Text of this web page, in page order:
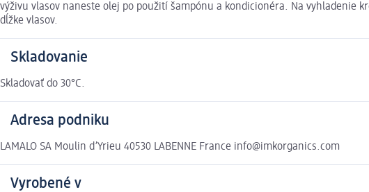
výživu vlasov naneste olej po použití šampónu a kondicionéra. Na vyhladenie
dĺžke vlasov.
Skladovanie
Skladovať do 30°C.
Adresa podniku
LAMALO SA Moulin d’Yrieu 40530 LABENNE France info@imkorganics.com
Vyrobené v